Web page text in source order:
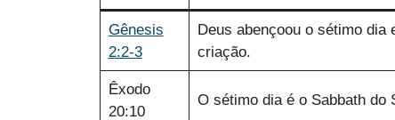
Gênesis
2:2-3
Deus abençoou o sétimo dia
criação.
Êxodo
20:10
O sétimo dia é o Sabbath do